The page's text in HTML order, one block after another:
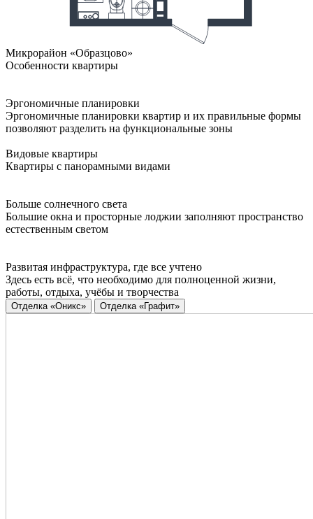
Микрорайон «Образцово»
Особенности квартиры
Эргономичные планировки
Эргономичные планировки квартир и их правильные формы
позволяют разделить на функциональные зоны
Видовые квартиры
Квартиры с панорамными видами
Больше солнечного света
Большие окна и просторные лоджии заполняют пространство
естественным светом
Развитая инфраструктура, где все учтено
Здесь есть всё, что необходимо для полноценной жизни,
работы, отдыха, учёбы и творчества
Отделка «Оникс» Отделка «Графит»